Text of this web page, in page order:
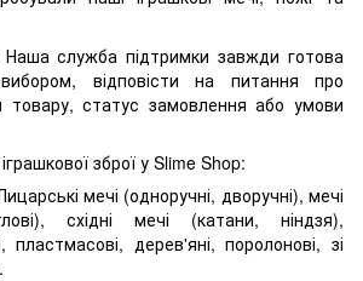
Наша служба підтримки завжди готова
відповісти на питання про
товару, статус замовлення або умови
зброї у Slime Shop:
мечі (одноручні, дворучні), мечі
східні мечі (катани, ніндзя),
пластмасові, дерев'яні, поролонові, зі